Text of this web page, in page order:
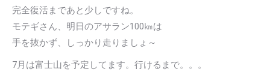
完全復活まであと少しですね。
モテギさん、明日のアサラン100㎞は
手を抜かず、しっかり走りましょ～
7月は富士山を予定してます。行けるまで。。。